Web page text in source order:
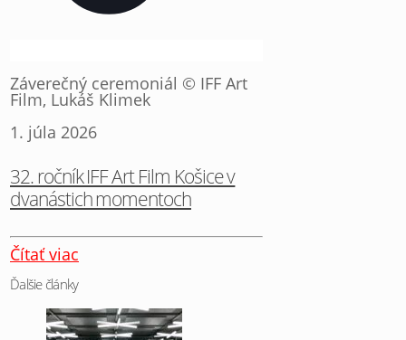
Záverečný ceremoniál © IFF Art
Film, Lukáš Klimek
1. júla 2026
32. ročník IFF Art Film Košice v
dvanástich momentoch
Čítať viac
Ďalšie články